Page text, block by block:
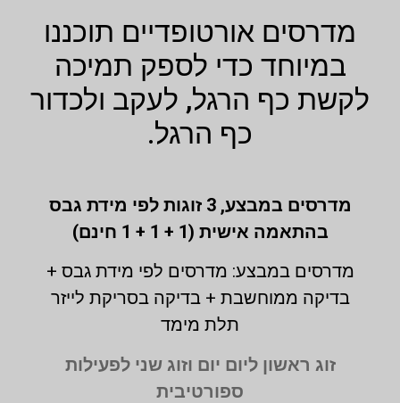
מדרסים אורטופדיים תוכננו
במיוחד כדי לספק תמיכה
לקשת כף הרגל, לעקב ולכדור
כף הרגל.
מדרסים במבצע,
3 זוגות לפי מידת גבס
בהתאמה אישית (1 + 1 + 1 חינם)
מדרסים במבצע: מדרסים לפי מידת גבס +
בדיקה ממוחשבת + בדיקה בסריקת לייזר
תלת מימד
זוג ראשון ליום יום וזוג שני לפעילות
ספורטיבית